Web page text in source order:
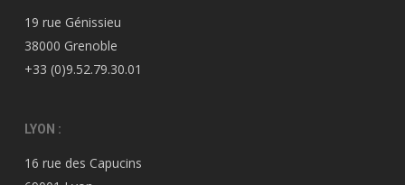
19 rue Génissieu
38000 Grenoble
+33 (0)9.52.79.30.01
LYON :
16 rue des Capucins